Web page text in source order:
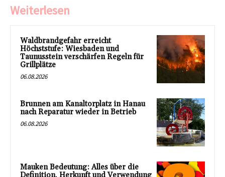
Weiterlesen
Waldbrandgefahr erreicht
Höchststufe: Wiesbaden und
Taunusstein verschärfen Regeln für
Grillplätze
06.08.2026
Brunnen am Kanaltorplatz in Hanau
nach Reparatur wieder in Betrieb
06.08.2026
Mauken Bedeutung: Alles über die
Definition, Herkunft und Verwendung